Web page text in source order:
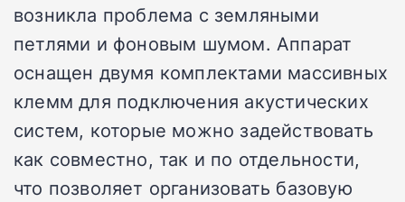
возникла проблема с земляными
петлями и фоновым шумом. Аппарат
оснащен двумя комплектами массивных
клемм для подключения акустических
систем, которые можно задействовать
как совместно, так и по отдельности,
что позволяет организовать базовую